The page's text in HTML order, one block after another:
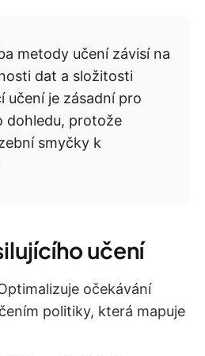
metody učení závisí na
dat a složitosti
učení je zásadní pro
dohledu, protože
smyčky k
učení
očekávání
politiky, která mapuje